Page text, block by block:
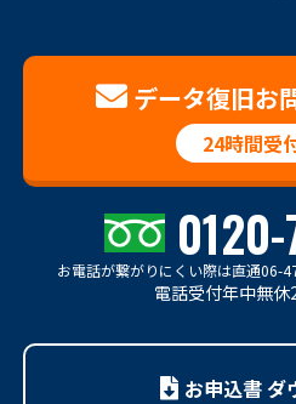
データ復旧お
24時間受
お電話が繋がりにくい際は直通06-
電話受付年中無休
お申込書 ダ